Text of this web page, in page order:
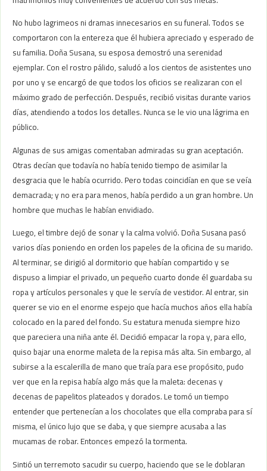
No hubo lagrimeos ni dramas innecesarios en su funeral. Todos se
comportaron con la entereza que él hubiera apreciado y esperado de
su familia. Doña Susana, su esposa demostró una serenidad
ejemplar. Con el rostro pálido, saludó a los cientos de asistentes uno
por uno y se encargó de que todos los oficios se realizaran con el
máximo grado de perfección. Después, recibió visitas durante varios
días, atendiendo a todos los detalles. Nunca se le vio una lágrima en
público.
Algunas de sus amigas comentaban admiradas su gran aceptación.
Otras decían que todavía no había tenido tiempo de asimilar la
desgracia que le había ocurrido. Pero todas coincidían en que se veía
demacrada; y no era para menos, había perdido a un gran hombre. Un
hombre que muchas le habían envidiado.
Luego, el timbre dejó de sonar y la calma volvió. Doña Susana pasó
varios días poniendo en orden los papeles de la oficina de su marido.
Al terminar, se dirigió al dormitorio que habían compartido y se
dispuso a limpiar el privado, un pequeño cuarto donde él guardaba su
ropa y artículos personales y que le servía de vestidor. Al entrar, sin
querer se vio en el enorme espejo que hacía muchos años ella había
colocado en la pared del fondo. Su estatura menuda siempre hizo
que pareciera una niña ante él. Decidió empacar la ropa y, para ello,
quiso bajar una enorme maleta de la repisa más alta. Sin embargo, al
subirse a la escalerilla de mano que traía para ese propósito, pudo
ver que en la repisa había algo más que la maleta: decenas y
decenas de papelitos plateados y dorados. Le tomó un tiempo
entender que pertenecían a los chocolates que ella compraba para sí
misma, el único lujo que se daba, y que siempre acusaba a las
mucamas de robar. Entonces empezó la tormenta.
Sintió un terremoto sacudir su cuerpo, haciendo que se le doblaran